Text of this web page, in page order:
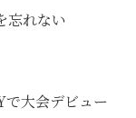
忘れない
大会デビュー